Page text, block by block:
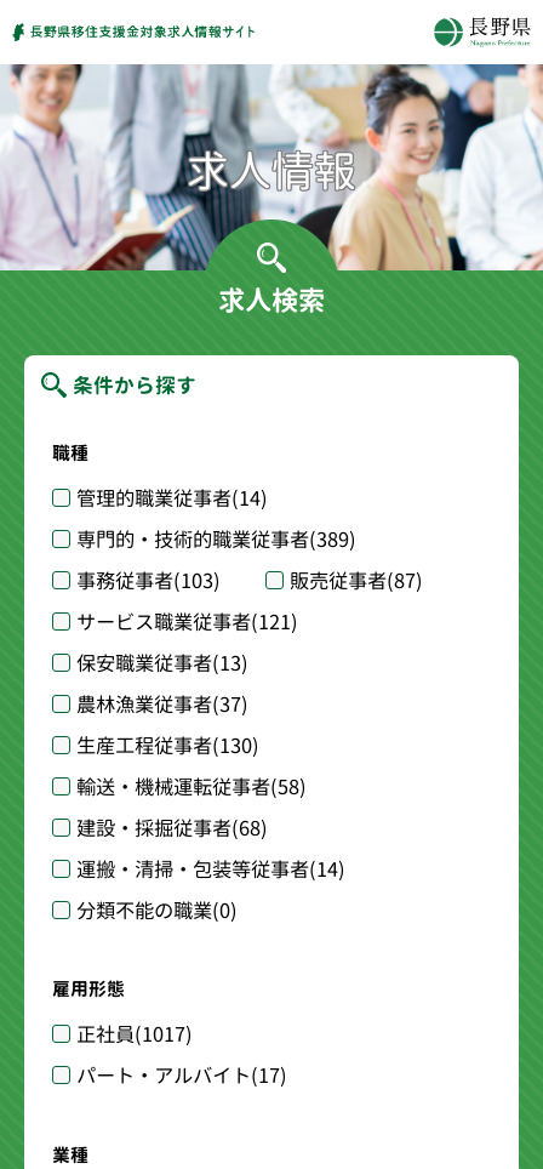
求人検索
条件から探す
職種
管理的職業従事者(14)
専門的・技術的職業従事者(389)
事務従事者(103) 販売従事者(87)
サービス職業従事者(121)
保安職業従事者(13)
農林漁業従事者(37)
生産工程従事者(130)
輸送・機械運転従事者(58)
建設・採掘従事者(68)
運搬・清掃・包装等従事者(14)
分類不能の職業(0)
雇用形態
正社員(1017)
パート・アルバイト(17)
業種